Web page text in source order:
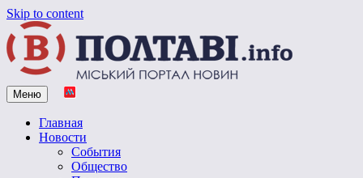
Skip to content
Vpoltave.info
Полтавский портал новостей
Меню
Главная
Новости
События
Общество